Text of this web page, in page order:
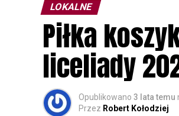
Wszystkich
rozpoznawanie
zapisy.
LOKALNE
Piłka
liceliady
Opublikowano 3 lata temu
Przez Robert Kołodziej